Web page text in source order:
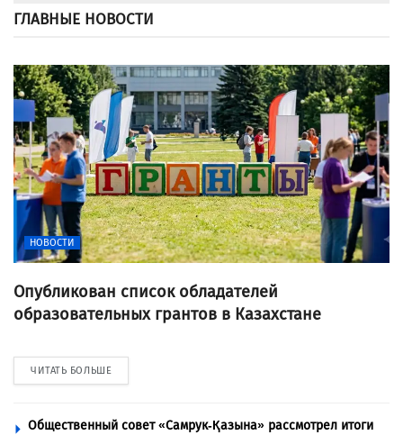
ГЛАВНЫЕ НОВОСТИ
НОВОСТИ
Опубликован список обладателей
образовательных грантов в Казахстане
ЧИТАТЬ БОЛЬШЕ
Общественный совет «Самрук-Қазына» рассмотрел итоги